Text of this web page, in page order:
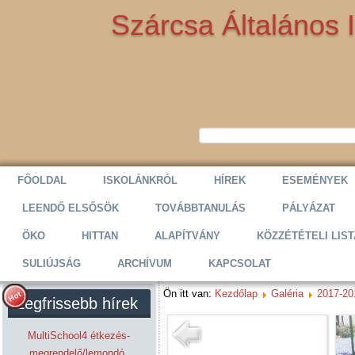
Szárcsa Általános
FŐOLDAL ISKOLÁNKRÓL HÍREK ESEMÉNYEK
LEENDŐ ELSŐSÖK TOVÁBBTANULÁS PÁLYÁZAT
ÖKO HITTAN ALAPÍTVÁNY KÖZZÉTÉTELI
SULIÚJSÁG ARCHÍVUM KAPCSOLAT
Legfrissebb hírek
MultiSchool4 étkezés-
Ön itt van: Kezdőlap Galéria 2017-